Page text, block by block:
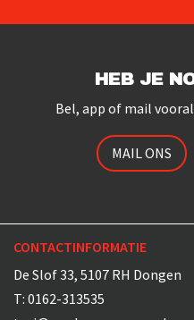
HEB JE
Bel, app of mail
MAIL ONS
CONTACTINFORMATIE
De Slof 33, 5107 RH Dongen
T: 0162-313535